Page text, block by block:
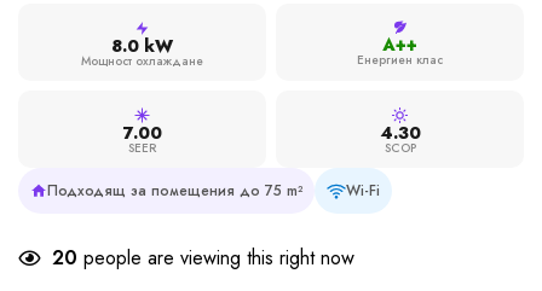
8.0 kW
Мощност охлаждане
A++
Енергиен клас
7.00
SEER
4.30
SCOP
Подходящ за помещения до 75 m² Wi-Fi
20 people are viewing this right now